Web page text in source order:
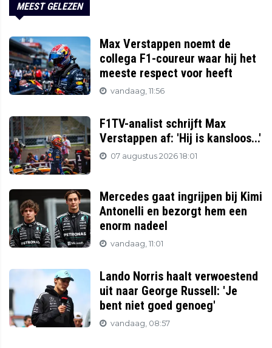
MEEST GELEZEN
Max Verstappen noemt de
collega F1-coureur waar hij het
meeste respect voor heeft
vandaag, 11:56
F1TV-analist schrijft Max
Verstappen af: 'Hij is kansloos...'
07 augustus 2026 18:01
Mercedes gaat ingrijpen bij Kimi
Antonelli en bezorgt hem een
enorm nadeel
vandaag, 11:01
Lando Norris haalt verwoestend
uit naar George Russell: 'Je
bent niet goed genoeg'
vandaag, 08:57